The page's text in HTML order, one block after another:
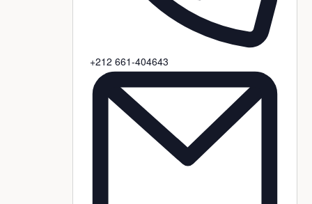
Téléphone
+212 661-404643